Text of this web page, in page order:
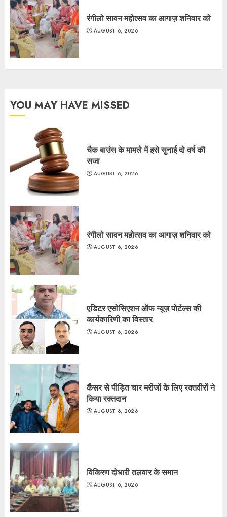
रंगीलो सावन महोत्सव का आगाज़ शनिवार को
AUGUST 6, 2026
YOU MAY HAVE MISSED
चैक बाउंस के मामले में इसे सुनाई दो वर्ष की
सजा
AUGUST 6, 2026
रंगीलो सावन महोत्सव का आगाज़ शनिवार को
AUGUST 6, 2026
एडिटर एसोसिएशन ऑफ न्यूज़ पोर्टल्स की
कार्यकारिणी का विस्तार
AUGUST 6, 2026
कैंसर से पीड़ित चार मरीजों के लिए रक्तवीरों ने
किया रक्तदान
AUGUST 6, 2026
विकिरण दोधारी तलवार के समान
AUGUST 6, 2026